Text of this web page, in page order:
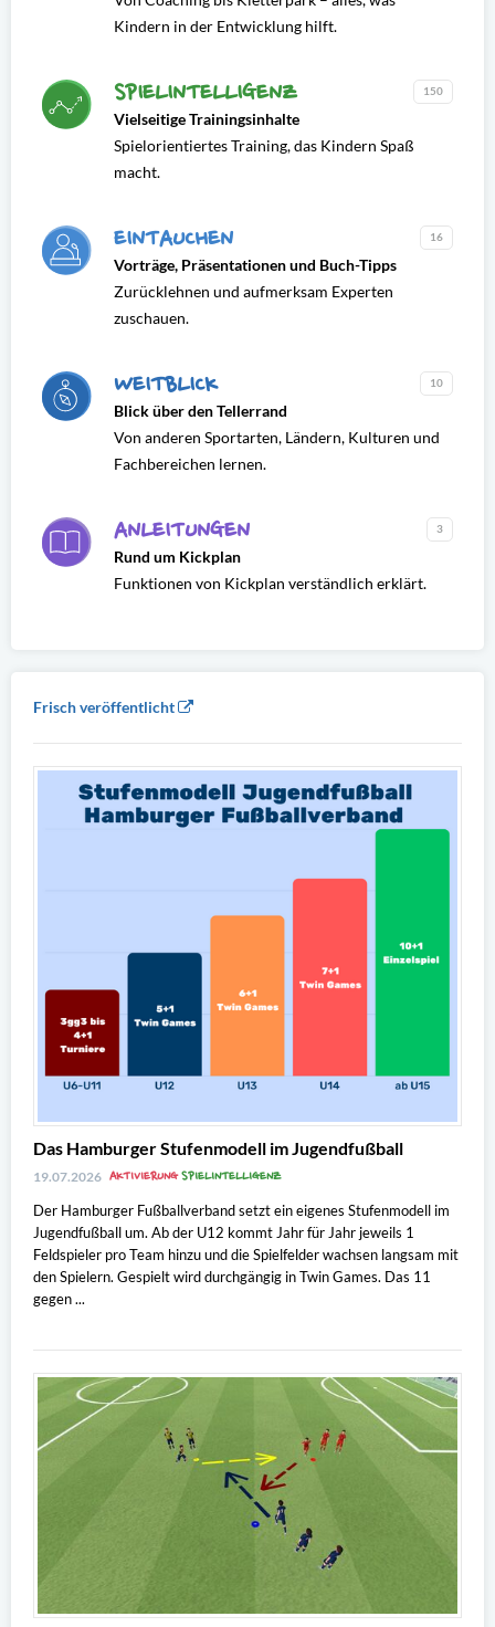
Kindern in der Entwicklung hilft.
SPIELINTELLIGENZ 150
Vielseitige Trainingsinhalte
Spielorientiertes Training, das Kindern Spaß
macht.
EINTAUCHEN 16
Vorträge, Präsentationen und Buch-Tipps
Zurücklehnen und aufmerksam Experten
zuschauen.
WEITBLICK 10
Blick über den Tellerrand
Von anderen Sportarten, Ländern, Kulturen und
Fachbereichen lernen.
ANLEITUNGEN 3
Rund um Kickplan
Funktionen von Kickplan verständlich erklärt.
Frisch veröffentlicht
Das Hamburger Stufenmodell im Jugendfußball
19.07.2026 AKTIVIERUNGSPIELINTELLIGENZ
Der Hamburger Fußballverband setzt ein eigenes Stufenmodell im
Jugendfußball um. Ab der U12 kommt Jahr für Jahr jeweils 1
Feldspieler pro Team hinzu und die Spielfelder wachsen langsam mit
den Spielern. Gespielt wird durchgängig in Twin Games. Das 11
gegen ...